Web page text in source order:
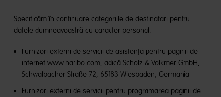
Specificăm în continuare categoriile de destinatari pentru
datele dumneavoastră cu caracter personal:
Furnizori externi de servicii de asistență pentru paginii de
internet www.haribo.com, adică Scholz & Volkmer GmbH,
Schwalbacher Straße 72, 65183 Wiesbaden, Germania
Furnizori externi de servicii pentru programarea paginii de